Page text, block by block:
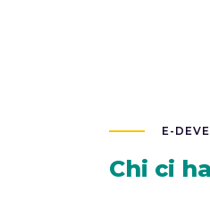
E-
Chi ci